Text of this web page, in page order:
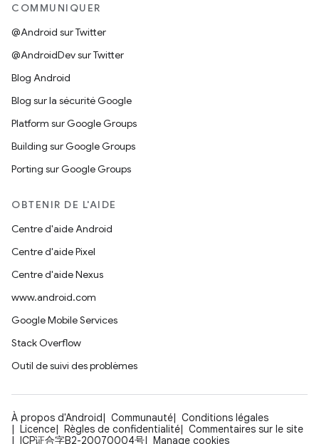
COMMUNIQUER
@Android sur Twitter
@AndroidDev sur Twitter
Blog Android
Blog sur la sécurité Google
Platform sur Google Groups
Building sur Google Groups
Porting sur Google Groups
OBTENIR DE L'AIDE
Centre d'aide Android
Centre d'aide Pixel
Centre d'aide Nexus
www.android.com
Google Mobile Services
Stack Overflow
Outil de suivi des problèmes
À propos d'Android Communauté
Conditions légales
Licence
Règles de confidentialité
Commentaires sur le site
ICP证合字B2-20070004号
Manage cookies